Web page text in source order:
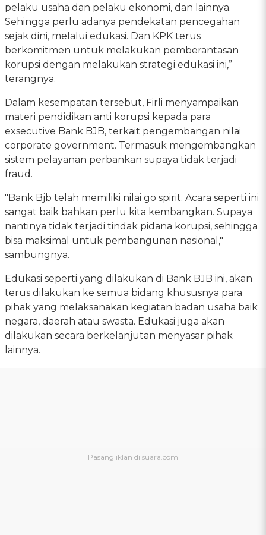
pelaku usaha dan pelaku ekonomi, dan lainnya.
Sehingga perlu adanya pendekatan pencegahan
sejak dini, melalui edukasi. Dan KPK terus
berkomitmen untuk melakukan pemberantasan
korupsi dengan melakukan strategi edukasi ini,”
terangnya.
Dalam kesempatan tersebut, Firli menyampaikan
materi pendidikan anti korupsi kepada para
exsecutive Bank BJB, terkait pengembangan nilai
corporate government. Termasuk mengembangkan
sistem pelayanan perbankan supaya tidak terjadi
fraud.
"Bank Bjb telah memiliki nilai go spirit. Acara seperti ini
sangat baik bahkan perlu kita kembangkan. Supaya
nantinya tidak terjadi tindak pidana korupsi, sehingga
bisa maksimal untuk pembangunan nasional,"
sambungnya.
Edukasi seperti yang dilakukan di Bank BJB ini, akan
terus dilakukan ke semua bidang khususnya para
pihak yang melaksanakan kegiatan badan usaha baik
negara, daerah atau swasta. Edukasi juga akan
dilakukan secara berkelanjutan menyasar pihak
lainnya.